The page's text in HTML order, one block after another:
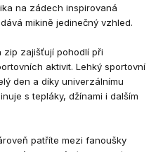
na zádech inspirovaná
mikině jedinečný vzhled.
zip zajišťují pohodlí při
aktivit. Lehký sportovní
den a díky univerzálnímu
s tepláky, džínami i dalším
patříte mezi fanoušky